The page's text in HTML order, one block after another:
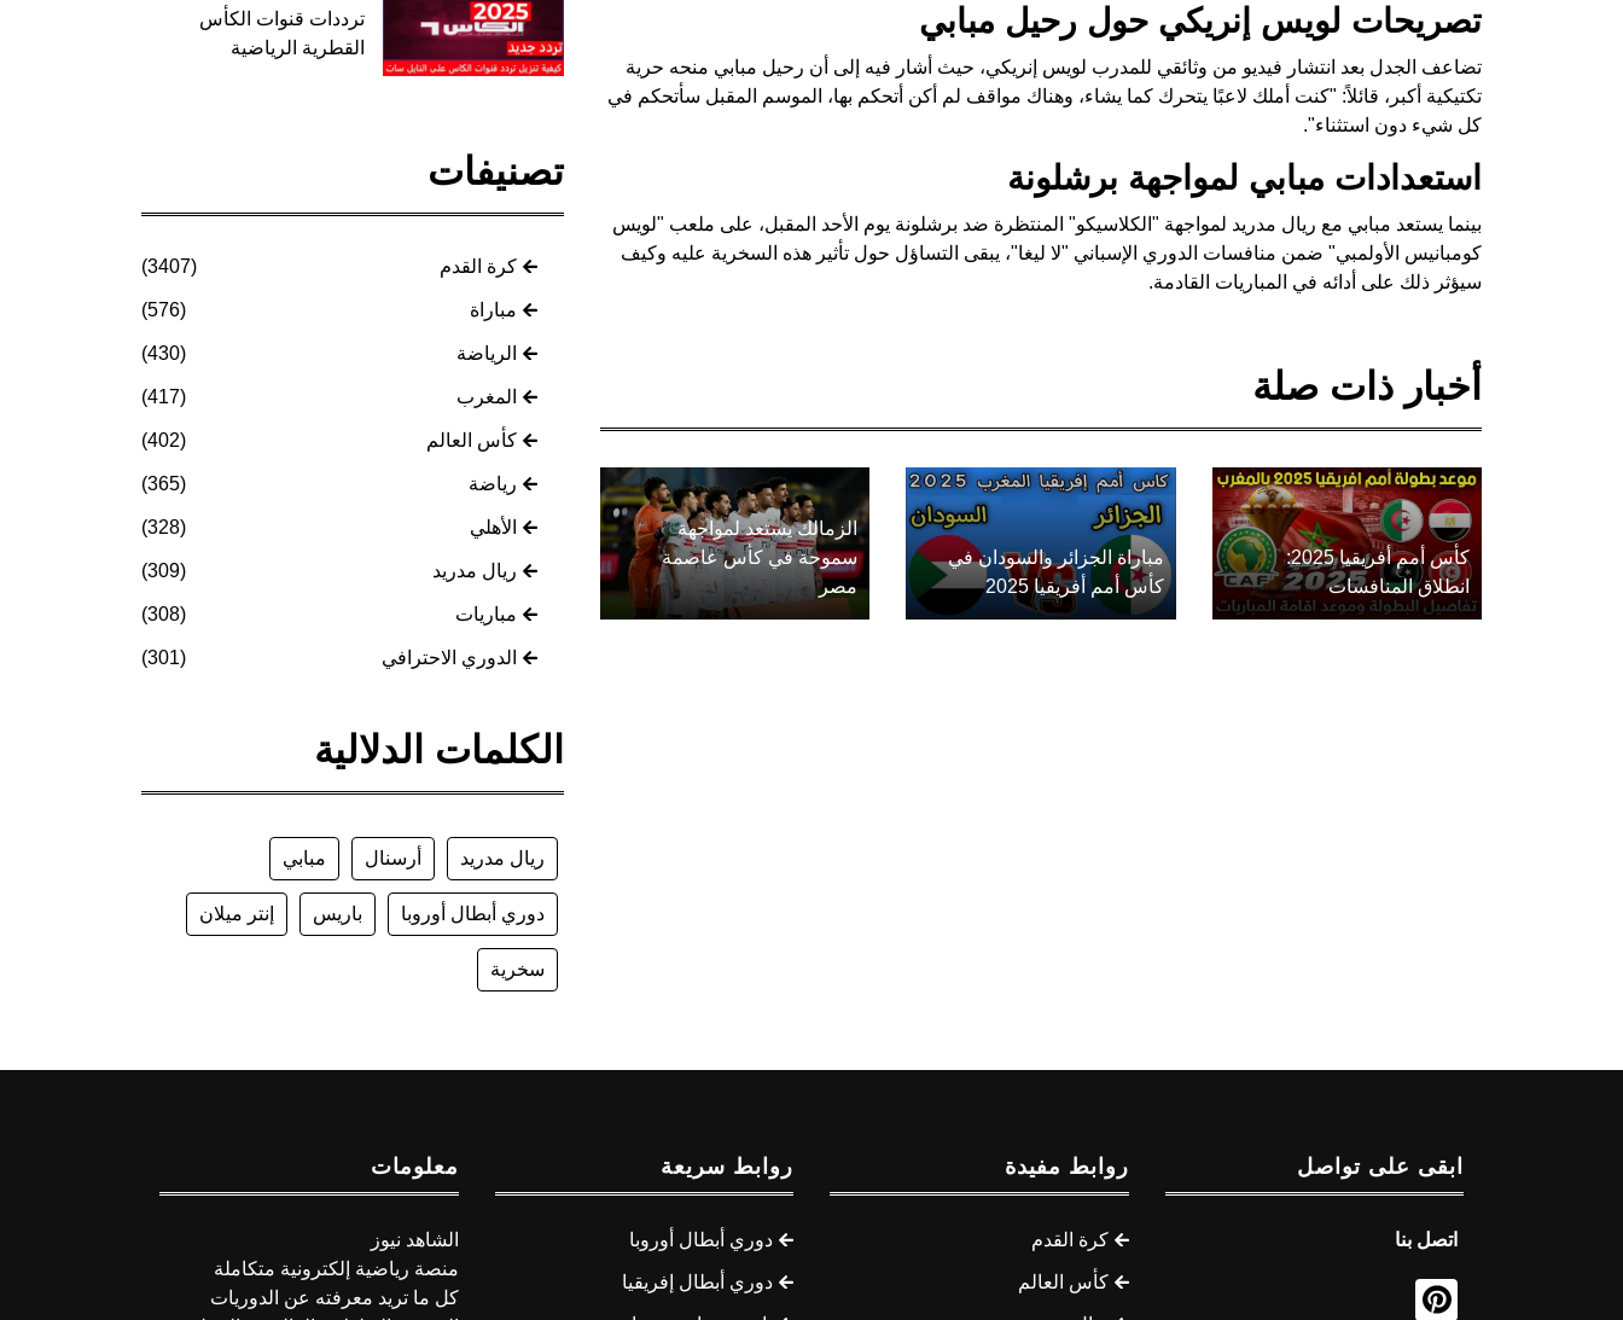
تصريحات لويس إنريكي حول رحيل مبابي
تضاعف الجدل بعد انتشار فيديو من وثائقي للمدرب لويس إنريكي، حيث أشار فيه إلى أن رحيل مبابي منحه حرية
تكتيكية أكبر، قائلاً: "كنت أملك لاعبًا يتحرك كما يشاء، وهناك مواقف لم أكن أتحكم بها، الموسم المقبل سأتحكم في
كل شيء دون استثناء".
استعدادات مبابي لمواجهة برشلونة
بينما يستعد مبابي مع ريال مدريد لمواجهة "الكلاسيكو" المنتظرة ضد برشلونة يوم الأحد المقبل، على ملعب "لويس
كومبانيس الأولمبي" ضمن منافسات الدوري الإسباني "لا ليغا"، يبقى التساؤل حول تأثير هذه السخرية عليه وكيف
سيؤثر ذلك على أدائه في المباريات القادمة.
أخبار ذات صلة
كأس أمم أفريقيا 2025:
انطلاق المنافسات
مباراة الجزائر والسودان في
كأس أمم أفريقيا 2025
الزمالك يستعد لمواجهة
سموحة في كأس عاصمة
مصر
ترددات قنوات الكأس
القطرية الرياضية
تصنيفات
كرة القدم (3407)
مباراة (576)
الرياضة (430)
المغرب (417)
كأس العالم (402)
رياضة (365)
الأهلي (328)
ريال مدريد (309)
مباريات (308)
الدوري الاحترافي (301)
الكلمات الدلالية
ريال مدريد أرسنال مبابي
دوري أبطال أوروبا باريس إنتر ميلان
سخرية
ابقى على تواصل
اتصل بنا
روابط مفيدة
كرة القدم
كأس العالم
روابط سريعة
دوري أبطال أوروبا
دوري أبطال إفريقيا
معلومات
الشاهد نيوز
منصة رياضية إلكترونية متكاملة
كل ما تريد معرفته عن الدوريات